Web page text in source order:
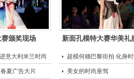
颁奖现场 新面孔模特大赛华美礼
意大利米兰时尚 超模何穗巴黎街拍 化身
春夏广告大片 美女的时尚座驾